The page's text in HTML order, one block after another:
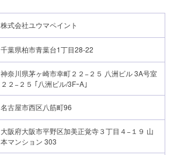
株式会社ユウマペイント
千葉県柏市青葉台1丁目28-22
神奈川県茅ヶ崎市幸町２２−２５ 八洲ビル 3A号室
２２−２５ ｢八洲ビル/3FｰA｣
名古屋市西区八筋町96
大阪府大阪市平野区加美正覚寺３丁目４−１９ 山
本マンション 303